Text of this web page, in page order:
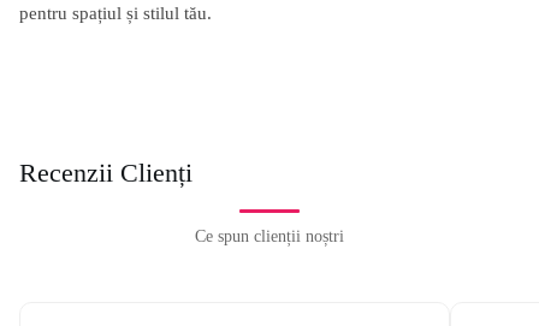
pentru spațiul și stilul tău.
Recenzii Clienți
Ce spun clienții noștri